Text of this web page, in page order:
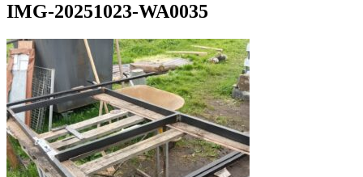
IMG-20251023-WA0035